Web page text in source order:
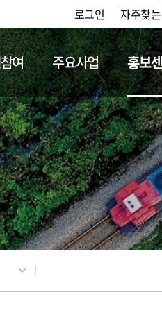
로그인 자주찾
여 주요사업 홍보
기차소개